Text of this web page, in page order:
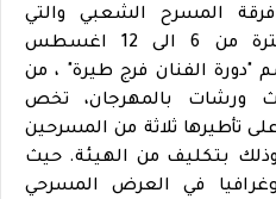
المسرح الشعبي والتي
ستنطلق فعالياته في الفترة من 6 الى 12 اغسطس
"دورة الفنان فرج طيرة" ، من
ورشات بالمهرجان، تخص
تأطيرها ثلاثة من المسرحين
بتكليف من الهيئة. حيث
في العرض المسرحي